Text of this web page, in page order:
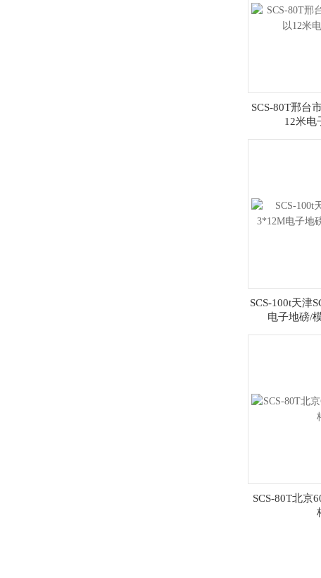
SCS-80T邢台
12米电
SCS-100t天津
电子地磅/
SCS-80T北京